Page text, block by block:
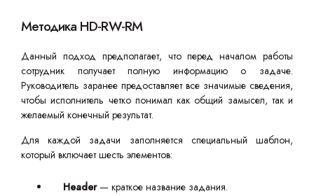
Методика HD-RW-RM
Данный подход предполагает, что перед началом работы
сотрудник получает полную информацию о задаче.
Руководитель заранее предоставляет все значимые сведения,
чтобы исполнитель четко понимал как общий замысел, так и
желаемый конечный результат.
Для каждой задачи заполняется специальный шаблон,
который включает шесть элементов:
Header— краткое название задания.